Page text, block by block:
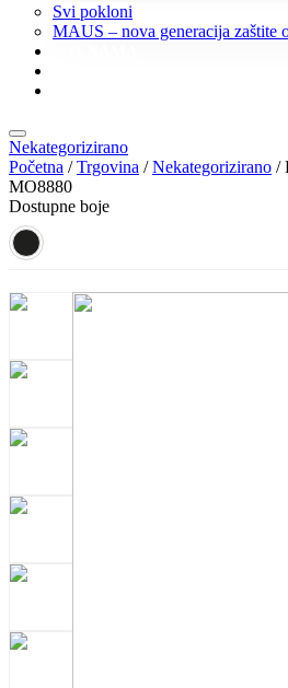
Svi pokloni
MAUS – nova generacija zaštite
Nekategorizirano
Početna /Trgovina /Nekategorizirano /
MO8880
Dostupne boje